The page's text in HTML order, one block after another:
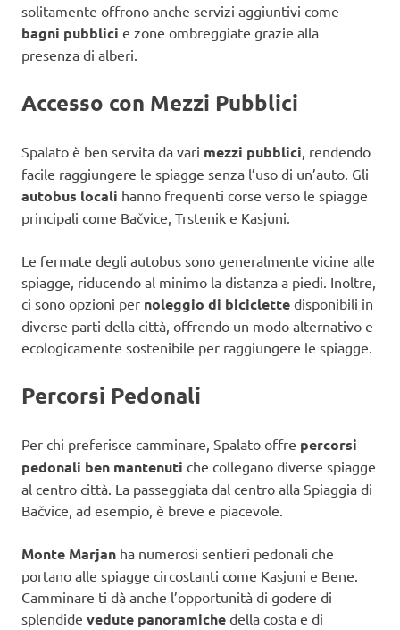
solitamente offrono anche servizi aggiuntivi come
bagni pubblici e zone ombreggiate grazie alla
presenza di alberi.
Accesso con Mezzi Pubblici
Spalato è ben servita da vari mezzi pubblici , rendendo
facile raggiungere le spiagge senza l’uso di un’auto. Gli
autobus locali hanno frequenti corse verso le spiagge
principali come Bačvice, Trstenik e Kasjuni.
Le fermate degli autobus sono generalmente vicine alle
spiagge, riducendo al minimo la distanza a piedi. Inoltre,
ci sono opzioni per noleggio di biciclette disponibili in
diverse parti della città, offrendo un modo alternativo e
ecologicamente sostenibile per raggiungere le spiagge.
Percorsi Pedonali
Per chi preferisce camminare, Spalato offre percorsi
pedonali ben mantenuti che collegano diverse spiagge
al centro città. La passeggiata dal centro alla Spiaggia di
Bačvice, ad esempio, è breve e piacevole.
Monte Marjan ha numerosi sentieri pedonali che
portano alle spiagge circostanti come Kasjuni e Bene.
Camminare ti dà anche l’opportunità di godere di
splendide vedute panoramiche della costa e di